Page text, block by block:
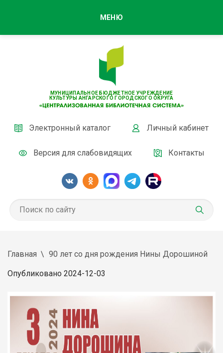
МУНИЦИПАЛЬНОЕ БЮДЖЕТНОЕ УЧРЕЖДЕНИЕ
КУЛЬТУРЫ АНГАРСКОГО ГОРОДСКОГО ОКРУГА
Электронный каталог Личный кабинет
Версия для слабовидящих Контакты
МЕНЮ
Главная 90 лет со дня рождения Нины Дорошиной
Опубликовано 2024-12-03